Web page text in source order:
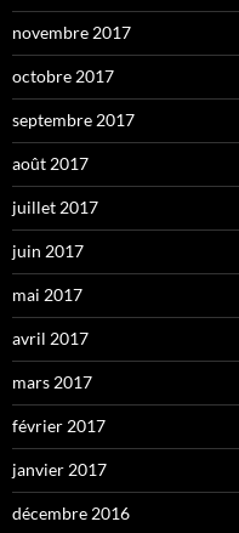
novembre 2017
octobre 2017
septembre 2017
août 2017
juillet 2017
juin 2017
mai 2017
avril 2017
mars 2017
février 2017
janvier 2017
décembre 2016